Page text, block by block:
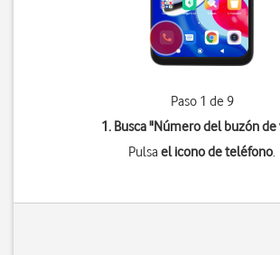
Paso 1 de 9
1. Busca "Número del buzón de
Pulsael icono de teléfono.